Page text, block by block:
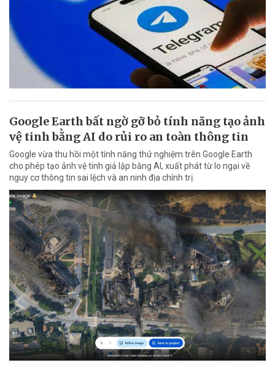
Google Earth bất ngờ gỡ bỏ tính năng tạo ảnh
vệ tinh bằng AI do rủi ro an toàn thông tin
Google vừa thu hồi một tính năng thử nghiệm trên Google Earth
cho phép tạo ảnh vệ tinh giả lập bằng AI, xuất phát từ lo ngại về
nguy cơ thông tin sai lệch và an ninh địa chính trị.